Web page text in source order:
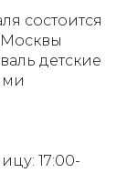
состоится
Москвы
детские
17:00-